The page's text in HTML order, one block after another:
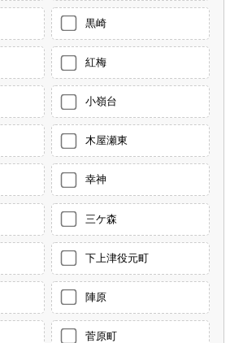
黒崎
紅梅
小嶺台
木屋瀬東
幸神
三ケ森
下上津役元町
陣原
菅原町